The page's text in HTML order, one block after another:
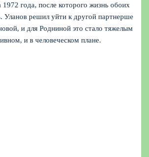
года, после которого жизнь обоих
Уланов решил уйти к другой партнерше
и для Родниной это стало тяжелым
и в человеческом плане.